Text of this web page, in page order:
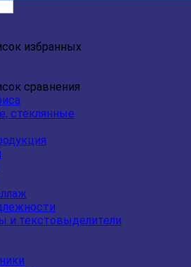
избранных
сравнения
стеклянные
и текстовыделители